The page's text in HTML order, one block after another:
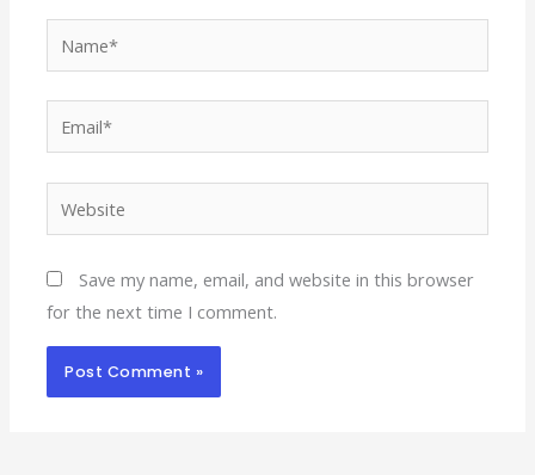
Save my name, email, and website in this browser
for the next time I comment.